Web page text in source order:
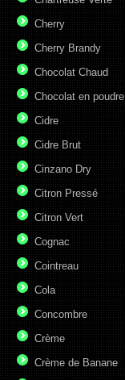
Cherry
Cherry Brandy
Chocolat Chaud
Chocolat en poudre
Cidre
Cidre Brut
Cinzano Dry
Citron Pressé
Citron Vert
Cognac
Cointreau
Cola
Concombre
Crème
Crème de Banane